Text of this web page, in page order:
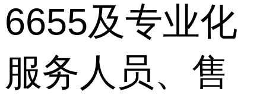
6655及专业化
服务人员、售